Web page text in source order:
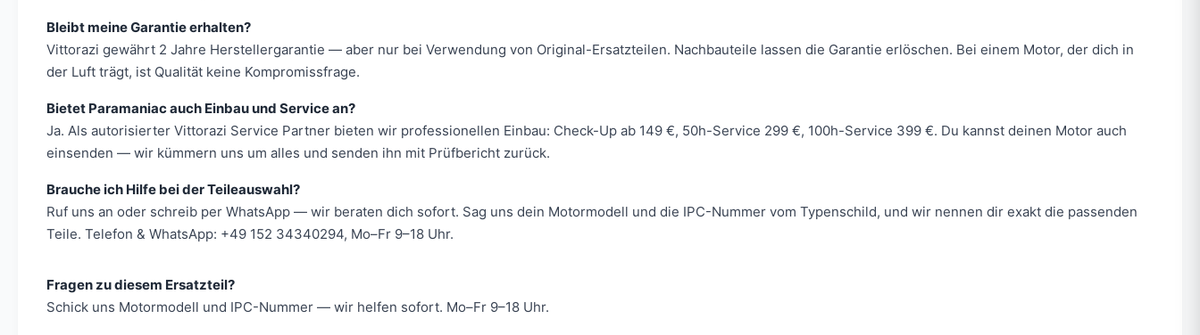
Bleibt meine Garantie erhalten?
Vittorazi gewährt 2 Jahre Herstellergarantie — aber nur bei Verwendung von Original-Ersatzteilen. Nachbauteile lassen die Garantie erlöschen. Bei einem Motor, der dich in
der Luft trägt, ist Qualität keine Kompromissfrage.
Bietet Paramaniac auch Einbau und Service an?
Ja. Als autorisierter Vittorazi Service Partner bieten wir professionellen Einbau: Check-Up ab 149 €, 50h-Service 299 €, 100h-Service 399 €. Du kannst deinen Motor auch
einsenden — wir kümmern uns um alles und senden ihn mit Prüfbericht zurück.
Brauche ich Hilfe bei der Teileauswahl?
Ruf uns an oder schreib per WhatsApp — wir beraten dich sofort. Sag uns dein Motormodell und die IPC-Nummer vom Typenschild, und wir nennen dir exakt die passenden
Teile. Telefon & WhatsApp: +49 152 34340294, Mo–Fr 9–18 Uhr.
Fragen zu diesem Ersatzteil?
Schick uns Motormodell und IPC-Nummer — wir helfen sofort. Mo–Fr 9–18 Uhr.